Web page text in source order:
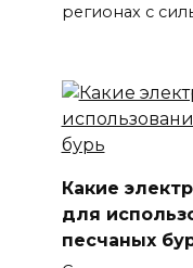
регионах с
Какие
для
песчаных